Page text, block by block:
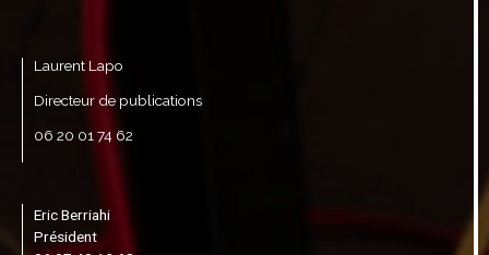
Laurent Lapo
Directeur de publications
06 20 01 74 62
Eric Berriahi
Président